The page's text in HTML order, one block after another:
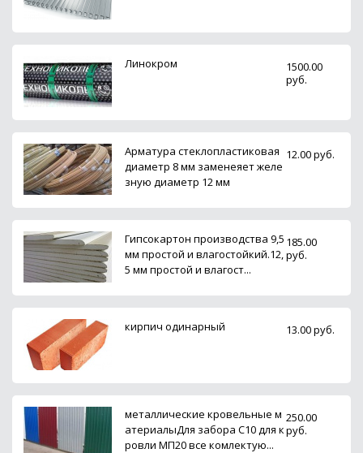
Линокром
1500.00
руб.
Арматура стеклопластиковая
диаметр 8 мм заменеяет желе
зную диаметр 12 мм
12.00 руб.
Гипсокартон производства 9,5
мм простой и влагостойкий.12,
5 мм простой и влагост...
185.00
руб.
кирпич одинарный 13.00 руб.
металлические кровельные м
атериалыДля забора С10 для к
ровли МП20 все комлектую...
250.00
руб.